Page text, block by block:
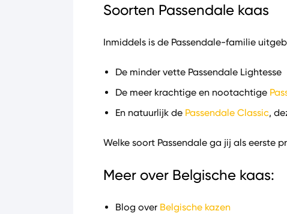
Soorten Passendale kaas
Inmiddels is de Passendale-familie
De minder vette Passendale Lightesse
De meer krachtige en nootachtige
En natuurlijk de Passendale Classic,
Welke soort Passendale ga jij als eerste
Meer over Belgische kaas:
Blog over Belgische kazen